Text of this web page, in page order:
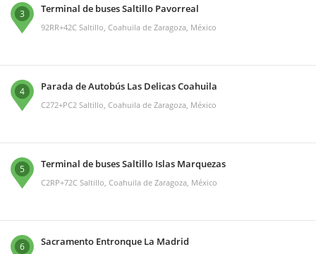
3 Terminal de buses Saltillo Pavorreal
92RR+42C Saltillo, Coahuila de Zaragoza, México
4 Parada de Autobús Las Delicas Coahuila
C272+PC2 Saltillo, Coahuila de Zaragoza, México
5 Terminal de buses Saltillo Islas Marquezas
C2RP+72C Saltillo, Coahuila de Zaragoza, México
6 Sacramento Entronque La Madrid